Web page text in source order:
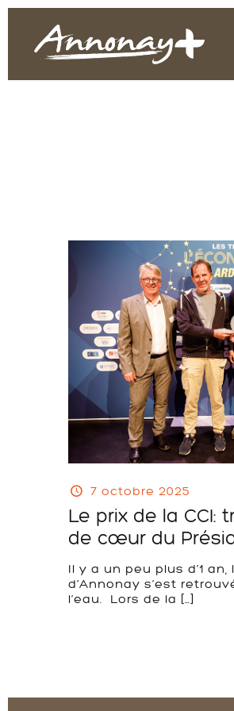
7 octobre 2025
Le prix de la CCI:
de cœur du
Il y a un peu plus d’1
d’Annonay s’est
l’eau. Lors de la […]